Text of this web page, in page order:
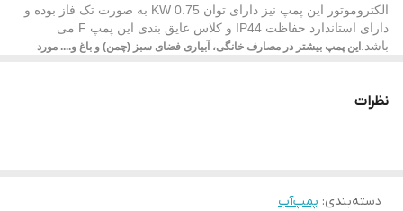
الکتروموتور این پمپ نیز دارای توان 0.75 KW به صورت تک فاز بوده و
دارای استاندارد حفاظت IP44 و کلاس عایق بندی این پمپ F می
باشد.
این پمپ بیشتر در مصارف خانگی، آبیاری فضای سبز (چمن) و باغ و.... مورد
نظرات
دسته‌بندی: پمپ‌آب